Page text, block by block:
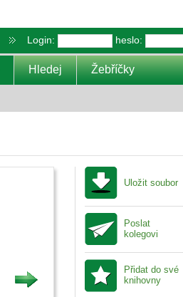
Login: heslo:
Hledej Žebříčky
Uložit soubor
Poslat
kolegovi
Přidat do své
knihovny